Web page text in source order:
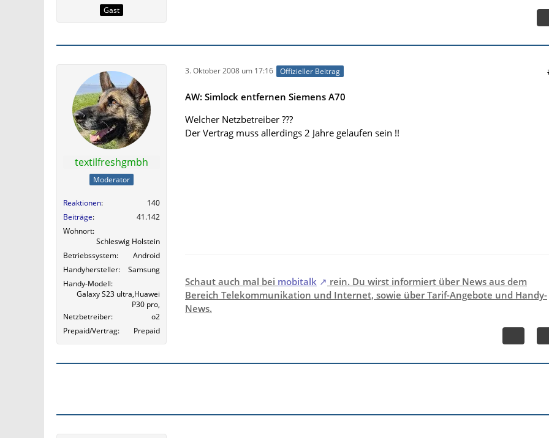
Gast
textilfreshgmbh
Moderator
Reaktionen
140
Beiträge
41.142
Wohnort
Schleswig Holstein
Betriebssystem
Android
Handyhersteller
Samsung
Handy-Modell
Galaxy S23 ultra,Huawei
P30 pro,
Netzbetreiber
o2
Prepaid/Vertrag
Prepaid
3. Oktober 2008 um 17:16 Offizieller Beitrag
AW: Simlock entfernen Siemens A70
Welcher Netzbetreiber ???
Der Vertrag muss allerdings 2 Jahre gelaufen sein !!
Schaut auch mal bei mobitalk
rein. Du wirst informiert über News aus dem
Bereich Telekommunikation und Internet, sowie über Tarif-Angebote und Handy-
News.